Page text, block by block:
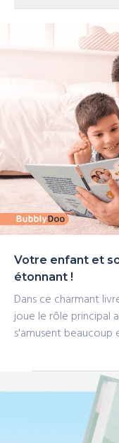
signifie que nous
qualité et une
Le livre est
Votre enfant et
étonnant !
Dans ce charmant
joue le rôle principal
s'amusent beaucoup